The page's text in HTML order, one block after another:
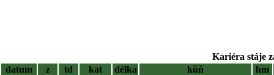
Kariéra stáje
datum
z td kat délka kůň
hm